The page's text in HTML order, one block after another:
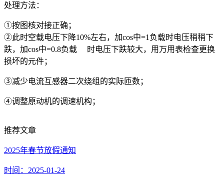
处理方法：
①按图核对接正确；
②此时空载电压下降10%左右，加cos中=1负载时电压稍稍下
跌，加cos中=0.8负载 时电压下跌较大，用万用表检查更换
损坏的元件；
③减少电流互感器二次绕组的实际匝数；
④调整原动机的调速机构；
推荐文章
2025年春节放假通知
时间：2025-01-24